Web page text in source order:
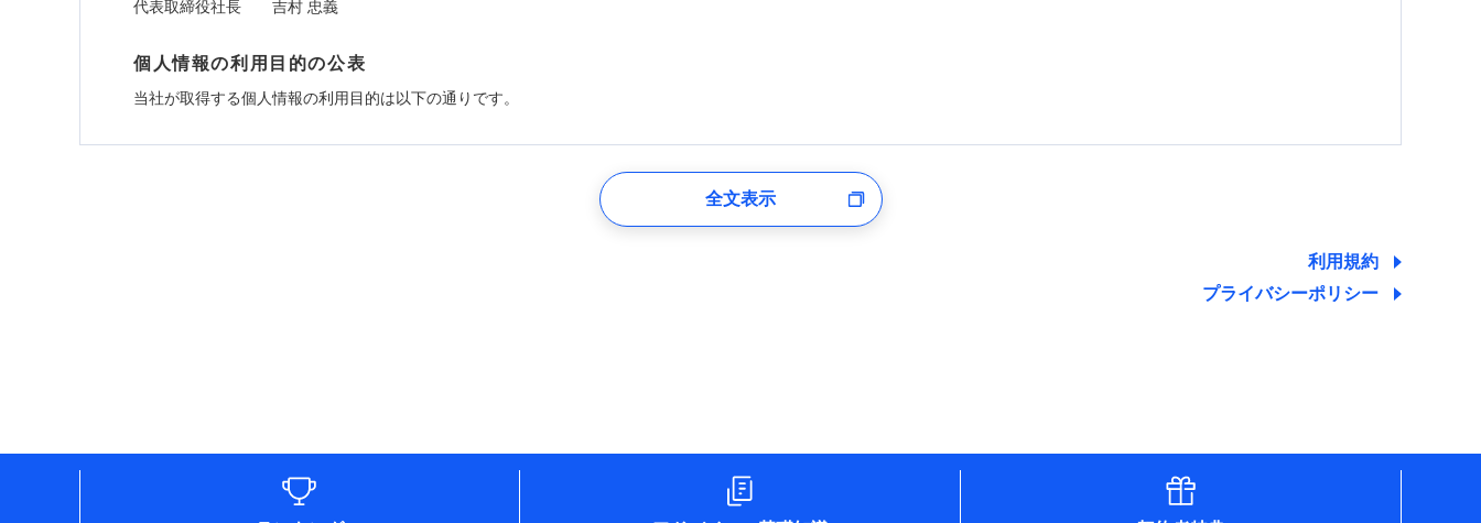
代表取締役社長 吉村 忠義
個人情報の利用目的の公表
当社が取得する個人情報の利用目的は以下の通りです。
郵便、電話、およびＥメール等により、当社と取引のあるもしくは委託を受けている保険会社・提携会社の保険その他に関する情報を提供し、金融商品等の契約を勧奨するた
め、また維持管理等の委託業務遂行のため、またそれらに付帯、関連する当社および提携会社のサービスを案内、提供するため
アニコム損害保険株式会社 (https://www.anicom-sompo.co.jp/)
東京海上ダイレクト損害保険株式会社 (https://www.e-design.net/)
全文表示
利用規約
プライバシーポリシー